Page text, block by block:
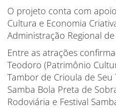
O projeto conta com
Cultura e Economia
Administração Regional
Entre as atrações
Teodoro (Patrimônio
Tambor de Crioula de Seu
Samba Bola Preta de
Rodoviária e Festival